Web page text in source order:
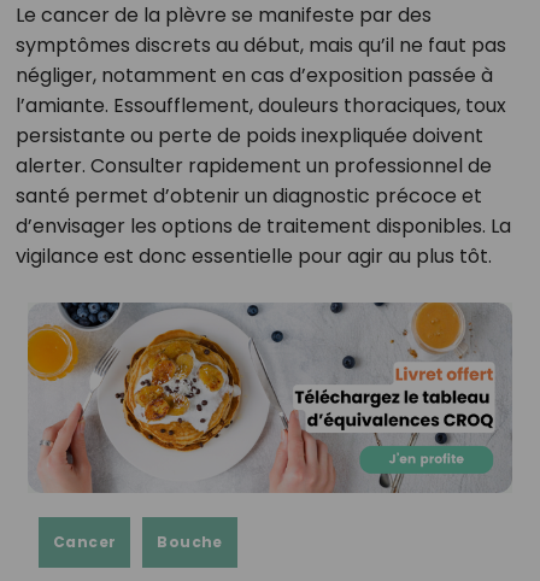
Le cancer de la plèvre se manifeste par des
symptômes discrets au début, mais qu’il ne faut pas
négliger, notamment en cas d’exposition passée à
l’amiante. Essoufflement, douleurs thoraciques, toux
persistante ou perte de poids inexpliquée doivent
alerter. Consulter rapidement un professionnel de
santé permet d’obtenir un diagnostic précoce et
d’envisager les options de traitement disponibles. La
vigilance est donc essentielle pour agir au plus tôt.
Cancer Bouche